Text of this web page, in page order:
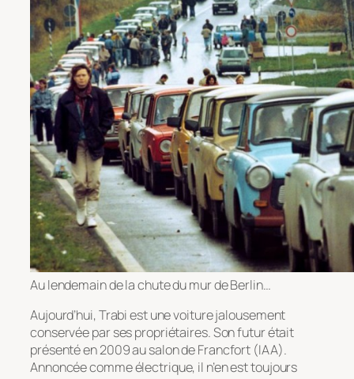
Au lendemain de la chute du mur de Berlin…
Aujourd’hui, Trabi est une voiture jalousement
conservée par ses propriétaires. Son futur était
présenté en 2009 au salon de Francfort (IAA).
Annoncée comme électrique, il n’en est toujours